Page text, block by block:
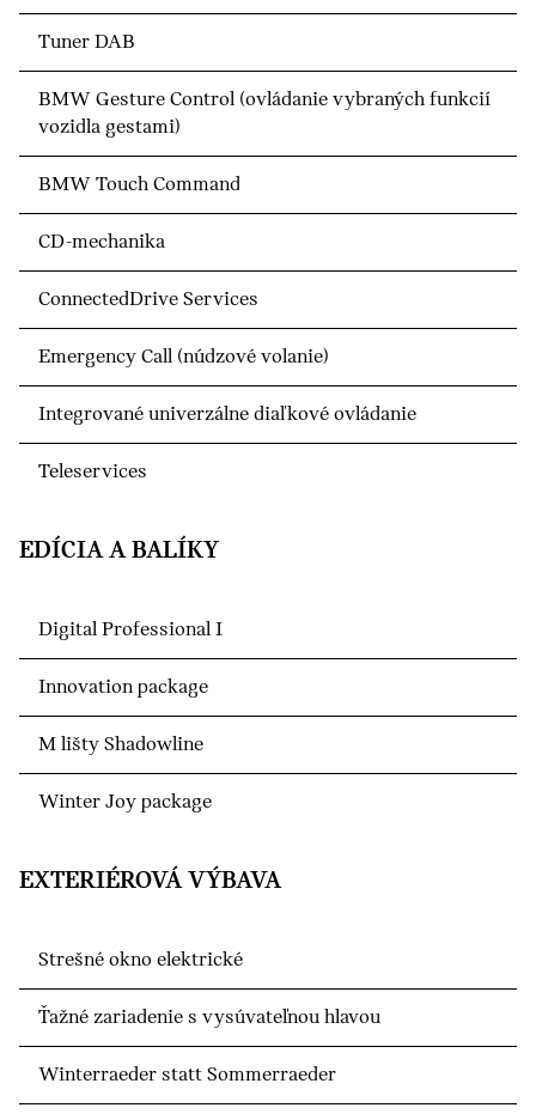
Tuner DAB
BMW Gesture Control (ovládanie vybraných funkcií
vozidla gestami)
BMW Touch Command
CD-mechanika
ConnectedDrive Services
Emergency Call (núdzové volanie)
Integrované univerzálne diaľkové ovládanie
Teleservices
EDÍCIA A BALÍKY
Digital Professional I
Innovation package
M lišty Shadowline
Winter Joy package
EXTERIÉROVÁ VÝBAVA
Strešné okno elektrické
Ťažné zariadenie s vysúvateľnou hlavou
Winterraeder statt Sommerraeder